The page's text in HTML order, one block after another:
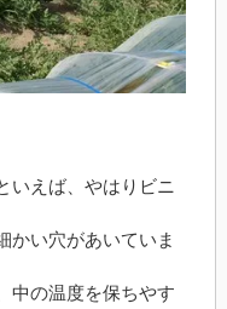
いえば、やはりビニ
かい穴があいていま
中の温度を保ちやす